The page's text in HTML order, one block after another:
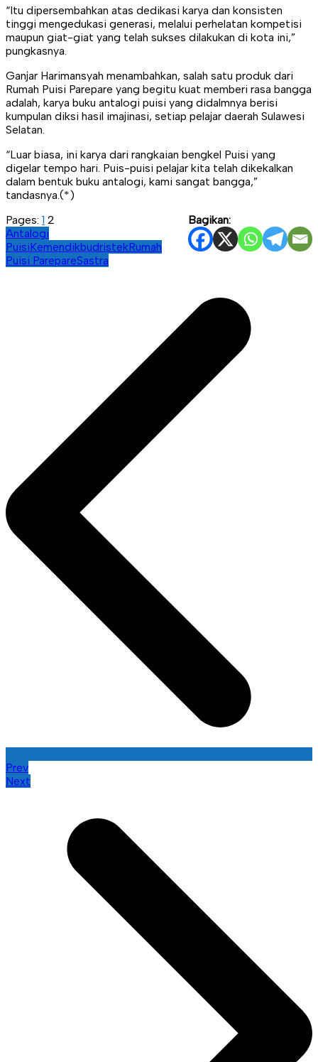
“Itu dipersembahkan atas dedikasi karya dan konsisten
tinggi mengedukasi generasi, melalui perhelatan kompetisi
maupun giat-giat yang telah sukses dilakukan di kota ini,”
pungkasnya.
Ganjar Harimansyah menambahkan, salah satu produk dari
Rumah Puisi Parepare yang begitu kuat memberi rasa bangga
adalah, karya buku antalogi puisi yang didalmnya berisi
kumpulan diksi hasil imajinasi, setiap pelajar daerah Sulawesi
Selatan.
“Luar biasa, ini karya dari rangkaian bengkel Puisi yang
digelar tempo hari. Puis-puisi pelajar kita telah dikekalkan
dalam bentuk buku antalogi, kami sangat bangga,”
tandasnya.(*)
Bagikan:
Pages: 1 2
Antalogi
PuisiKemendikbudristekRumah
Puisi ParepareSastra
Prev
Next